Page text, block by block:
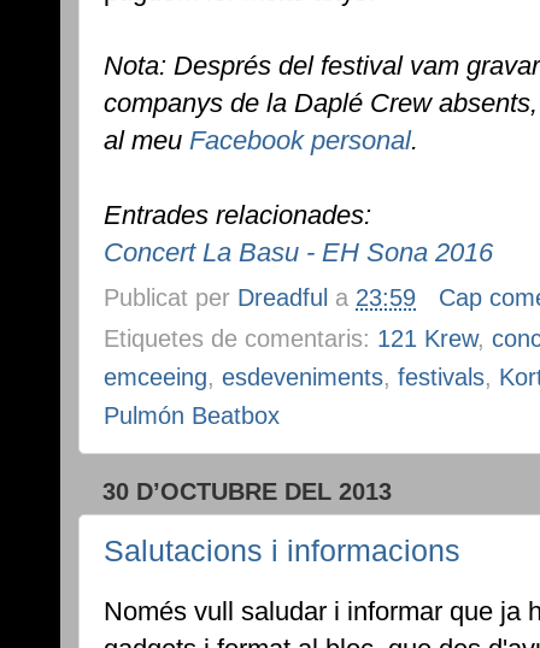
Nota: Després del festival vam
companys de la Daplé Crew
al meu Facebook personal.
Entrades relacionades:
Concert La Basu - EH Sona 2016
Publicat per Dreadful a 23:59
Cap
Etiquetes de comentaris: 121 Krew,
emceeing, esdeveniments, festivals,
Pulmón Beatbox
30 D’OCTUBRE DEL 2013
Salutacions i informacions
Només vull saludar i informar que ja